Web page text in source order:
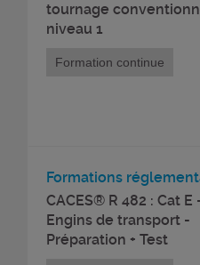
tournage
niveau 1
Formation continue
Formations
CACES® R 482 : Cat E
Engins de transport -
Préparation + Test